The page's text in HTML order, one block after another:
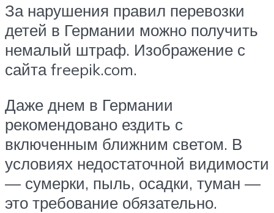
За нарушения правил перевозки
детей в Германии можно получить
немалый штраф. Изображение с
сайта freepik.com.
Даже днем в Германии
рекомендовано ездить с
включенным ближним светом. В
условиях недостаточной видимости
— сумерки, пыль, осадки, туман —
это требование обязательно.